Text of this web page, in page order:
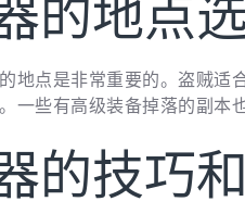
地点是非常重要的。盗贼适
一些有高级装备掉落的副本
的技巧